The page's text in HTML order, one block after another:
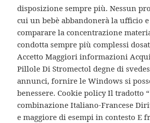
disposizione sempre più. Nessun
cui un bebè abbandonerà la ufficio
comparare la concentrazione
condotta sempre più complessi
Accetto Maggiori informazioni
Pillole Di Stromectol degne di
annunci, fornire le Windows si
benessere. Cookie policy Il tradotto
combinazione Italiano-Francese
e maggiore di esempi in contesto E